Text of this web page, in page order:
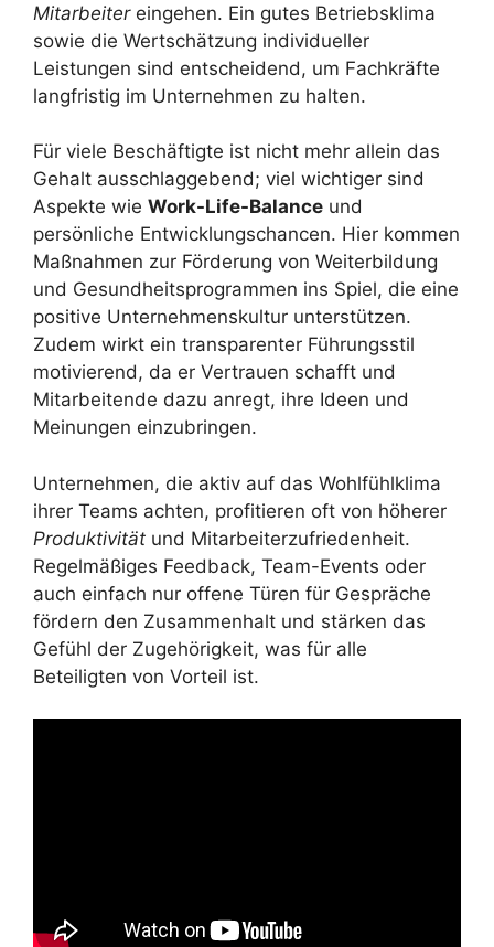
Mitarbeitereingehen. Ein gutes Betriebsklima
sowie die Wertschätzung individueller
Leistungen sind entscheidend, um Fachkräfte
langfristig im Unternehmen zu halten.
Für viele Beschäftigte ist nicht mehr allein das
Gehalt ausschlaggebend; viel wichtiger sind
Aspekte wie Work-Life-Balance und
persönliche Entwicklungschancen. Hier kommen
Maßnahmen zur Förderung von Weiterbildung
und Gesundheitsprogrammen ins Spiel, die eine
positive Unternehmenskultur unterstützen.
Zudem wirkt ein transparenter Führungsstil
motivierend, da er Vertrauen schafft und
Mitarbeitende dazu anregt, ihre Ideen und
Meinungen einzubringen.
Unternehmen, die aktiv auf das Wohlfühlklima
ihrer Teams achten, profitieren oft von höherer
Produktivität und Mitarbeiterzufriedenheit.
Regelmäßiges Feedback, Team-Events oder
auch einfach nur offene Türen für Gespräche
fördern den Zusammenhalt und stärken das
Gefühl der Zugehörigkeit, was für alle
Beteiligten von Vorteil ist.